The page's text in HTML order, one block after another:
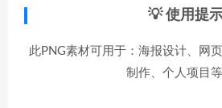
💡 使用提
此PNG素材可用于：海报设计、网
制作、个人项目等